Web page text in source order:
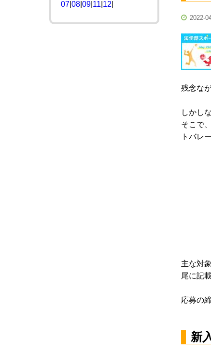
2022-
残念な
しかし
そこで
トバレ
主な対
尾に記
応募の
新
07 08 09 11 12